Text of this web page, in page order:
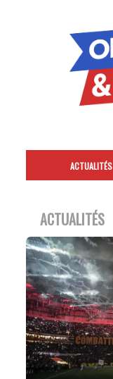
ACTUALITÉS
ACTUALITÉS